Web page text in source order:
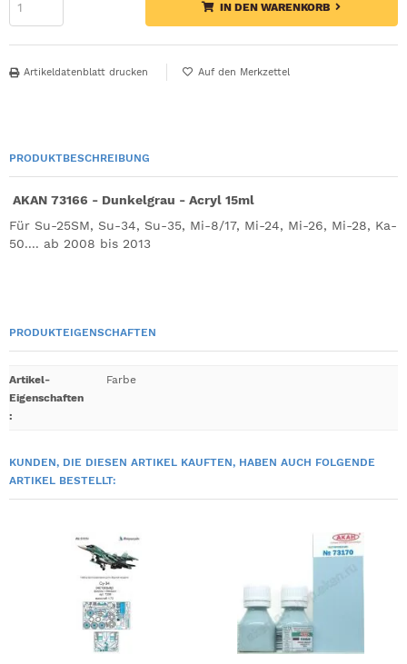
IN DEN WARENKORB
Artikeldatenblatt drucken
PRODUKTBESCHREIBUNG
AKAN 73166 - Dunkelgrau - Acryl 15ml
Für Su-25SM, Su-34, Su-35, Mi-8/17, Mi-24, Mi-26, Mi-28, Ka-
50.... ab 2008 bis 2013
PRODUKTEIGENSCHAFTEN
Artikel-
Eigenschaften
:
Farbe
KUNDEN, DIE DIESEN ARTIKEL KAUFTEN, HABEN AUCH FOLGENDE
ARTIKEL BESTELLT: